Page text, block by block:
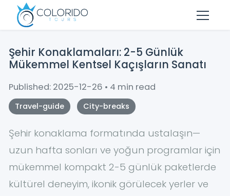
Skip to main content
Şehir Konaklamaları: 2-5 Günlük
Mükemmel Kentsel Kaçışların Sanatı
Published: 2025-12-26 • 4 min read
Travel-guide City-breaks
Şehir konaklama formatında ustalaşın—
uzun hafta sonları ve yoğun programlar için
mükemmel kompakt 2-5 günlük paketlerde
kültürel deneyim, ikonik görülecek yerler ve